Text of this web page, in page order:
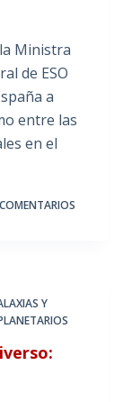
Ministra
de ESO
a
entre las
en el
Y